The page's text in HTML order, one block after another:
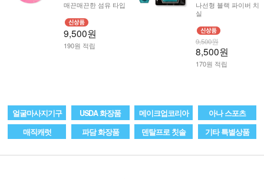
매끈매끈한 섬유 타입
9,500원
190원 적립
나선형 블랙 파이버 치
실
9,500원
8,500원
170원 적립
얼굴마사지기구 USDA 화장품 메이크업코리아
아나 스포츠
매직캐럿
파담 화장품 덴탈프로 칫솔 기타 특별상품